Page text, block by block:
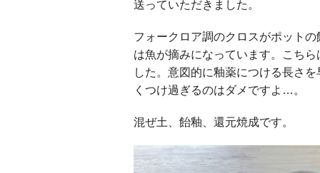
送っていただきました。
フォークロア調のクロスがポット
は魚が摘みになっています。こち
した。意図的に釉薬につける長さ
くつけ過ぎるのはダメですよ…。
混ぜ土、飴釉、還元焼成です。